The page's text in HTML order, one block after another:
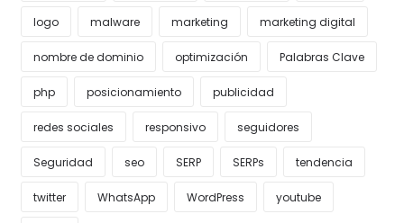
logo malware marketing marketing digital
nombre de dominio optimización Palabras Clave
php posicionamiento publicidad
redes sociales responsivo seguidores
Seguridad seo SERP SERPs tendencia
twitter WhatsApp WordPress youtube